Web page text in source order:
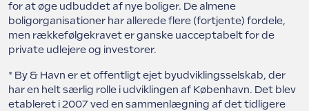
for at øge udbuddet af nye boliger. De almene
boligorganisationer har allerede flere (fortjente) fordele,
men rækkefølgekravet er ganske uacceptabelt for de
private udlejere og investorer.
* By & Havn er et offentligt ejet byudviklingsselskab, der
har en helt særlig rolle i udviklingen af København. Det blev
etableret i 2007 ved en sammenlægning af det tidligere